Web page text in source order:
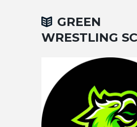
GREEN
WRESTLING